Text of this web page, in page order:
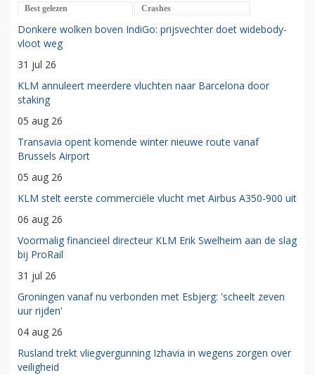
Best gelezen Crashes
Donkere wolken boven IndiGo: prijsvechter doet widebody-
vloot weg
31 jul 26
KLM annuleert meerdere vluchten naar Barcelona door
staking
05 aug 26
Transavia opent komende winter nieuwe route vanaf
Brussels Airport
05 aug 26
KLM stelt eerste commerciële vlucht met Airbus A350-900 uit
06 aug 26
Voormalig financieel directeur KLM Erik Swelheim aan de slag
bij ProRail
31 jul 26
Groningen vanaf nu verbonden met Esbjerg: 'scheelt zeven
uur rijden'
04 aug 26
Rusland trekt vliegvergunning Izhavia in wegens zorgen over
veiligheid